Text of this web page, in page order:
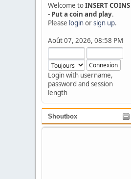
Welcome toINSERT COINS
- Put a coin and play.
Please loginorsign up.
Août 07, 2026, 08:58 PM
Login with username,
password and session
length
Shoutbox